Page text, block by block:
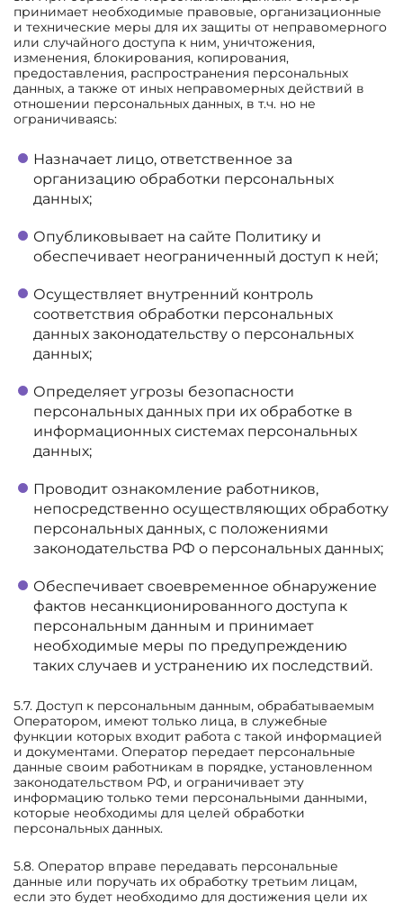
принимает необходимые правовые, организационные
и технические меры для их защиты от неправомерного
или случайного доступа к ним, уничтожения,
изменения, блокирования, копирования,
предоставления, распространения персональных
данных, а также от иных неправомерных действий в
отношении персональных данных, в т.ч. но не
ограничиваясь:
Назначает лицо, ответственное за
организацию обработки персональных
данных;
Опубликовывает на сайте Политику и
обеспечивает неограниченный доступ к ней;
Осуществляет внутренний контроль
соответствия обработки персональных
данных законодательству о персональных
данных;
Определяет угрозы безопасности
персональных данных при их обработке в
информационных системах персональных
данных;
Проводит ознакомление работников,
непосредственно осуществляющих обработку
персональных данных, с положениями
законодательства РФ о персональных данных;
Обеспечивает своевременное обнаружение
фактов несанкционированного доступа к
персональным данным и принимает
необходимые меры по предупреждению
таких случаев и устранению их последствий.
5.7. Доступ к персональным данным, обрабатываемым
Оператором, имеют только лица, в служебные
функции которых входит работа с такой информацией
и документами. Оператор передает персональные
данные своим работникам в порядке, установленном
законодательством РФ, и ограничивает эту
информацию только теми персональными данными,
которые необходимы для целей обработки
персональных данных.
5.8. Оператор вправе передавать персональные
данные или поручать их обработку третьим лицам,
если это будет необходимо для достижения цели их